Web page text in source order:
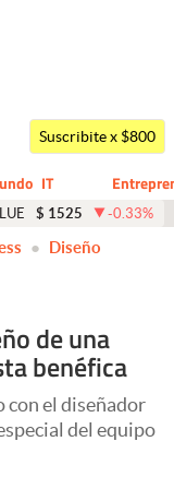
Suscribite x $800
IT
Business
$ 1525 -0.33%
Diseño
de una
benéfica
con el diseñador
del equipo